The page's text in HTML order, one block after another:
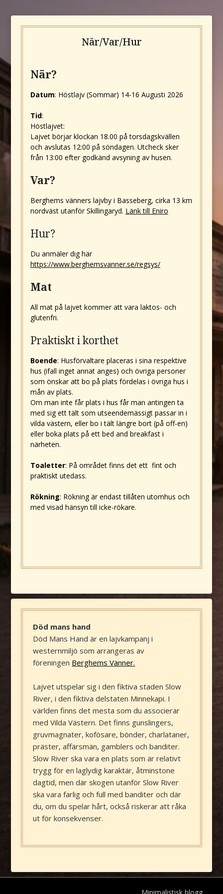
När/Var/Hur
När?
Datum: Höstlajv (Sommar) 14-16 Augusti 2026
Tid:
Höstlajvet:
Lajvet börjar klockan 18.00 på torsdagskvällen
och avslutas 12:00 på söndagen. Utcheck sker
från 13:00 efter godkänd avsyning av husen.
Var?
Berghems vänners lajvby i Basseberg, cirka 13 km
nordväst utanför Skillingaryd. Länk till Eniro
Hur?
Du anmäler dig här
https://www.berghemsvanner.se/regsys/
Mat
All mat på lajvet kommer att vara laktos- och
glutenfri.
Praktiskt i korthet
Boende: Husförvaltare placeras i sina respektive
hus (ifall inget annat anges) och övriga personer
som önskar att bo på plats fördelas i övriga hus i
mån av plats.
Om man inte får plats i hus får man antingen ta
med sig ett tält som utseendemässigt passar in i
vilda västern, eller bo i tält längre bort (på off-en)
eller boka plats på ett bed and breakfast i
närheten.
Toaletter: På området finns det ett fint och
praktiskt utedass.
Rökning: Rökning är endast tillåten utomhus och
med visad hänsyn till icke-rökare.
Död mans hand
Död Mans Hand är en lajvkampanj i
westernmiljö som arrangeras av
föreningen Berghems Vänner.
Lajvet utspelar sig i den fiktiva staden Slow
River, i den fiktiva delstaten Minnekapi. I
världen finns det mesta som du associerar
med Vilda Västern. Det finns gunslingers,
gruvmagnater, kofösare, bönder, charlataner,
präster, affärsmän, gamblers och banditer.
Slow River ska vara en plats som är relativt
trygg för en laglydig karaktär, åtminstone
dagtid, men där skogen utanför Slow River
ska vara farlig och full med banditer och där
du, om du spelar hårt, också riskerar att råka
ut för konsekvenser.